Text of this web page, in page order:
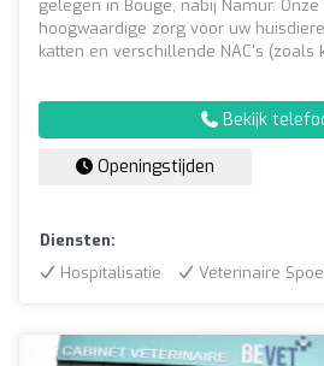
gelegen in Bouge, nabij Namur.
hoogwaardige zorg voor uw
katten en verschillende NAC's (zoals
Bekijk
Openingstijden
Diensten:
Hospitalisatie
Veterinaire